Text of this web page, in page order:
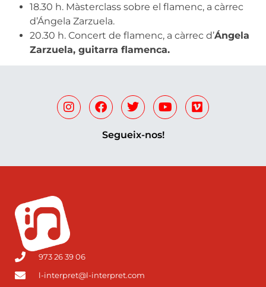
18.30 h. Màsterclass sobre el flamenc, a càrrec
d’Ángela Zarzuela.
20.30 h. Concert de flamenc, a càrrec d’Ángela
Zarzuela, guitarra flamenca.
Segueix-nos!
973 26 39 06
l-interpret@l-interpret.com